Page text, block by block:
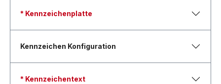
* Kennzeichenplatte
Kennzeichen Konfiguration
* Kennzeichentext